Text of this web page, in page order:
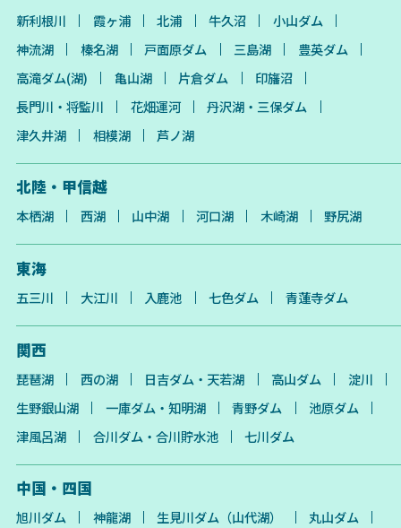
新利根川 霞ヶ浦 北浦 牛久沼
小山ダム
神流湖
榛名湖 戸面原ダム 三島湖
豊英ダム
高滝ダム(湖)
亀山湖 片倉ダム
印旛沼
長門川・将監川
花畑運河
丹沢湖・三保ダム
津久井湖
相模湖 芦ノ湖
北陸・甲信越
本栖湖 西湖 山中湖 河口湖 木崎湖 野尻湖
東海
五三川 大江川 入鹿池 七色ダム 青蓮寺ダム
関西
琵琶湖 西の湖 日吉ダム・天若湖 高山ダム
淀川
生野銀山湖
一庫ダム・知明湖 青野ダム
池原ダム
津風呂湖
合川ダム・合川貯水池 七川ダム
中国・四国
旭川ダム 神龍湖 生見川ダム（山代湖）
丸山ダム